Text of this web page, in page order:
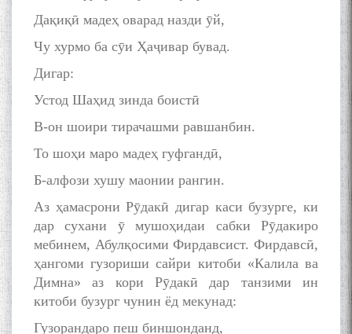
Дақиқӣ мадеҳ оварад назди ӯй,
Чу хурмо ба сӯи Ҳаҷивар бувад.
Дигар:
Устод Шаҳид зинда боистӣ
В-он шоири тирачашми равшанбин.
То шоҳи маро мадеҳ гуфгандӣ,
Б-алфози хушу маонии рангин.
Аз ҳамасрони Рӯдакӣ дигар каси бузурге, ки
дар сухани ӯ мушоҳидаи сабки Рӯдакиро
мебинем, Абулқосими Фирдавсист. Фирдавсӣ,
ҳангоми гузориши сайри китоби «Калила ва
Димна» аз кори Рӯдакӣ дар танзими ин
китоби бузург чунин ёд мекунад:
Гузорандаро пеш биншонданд,